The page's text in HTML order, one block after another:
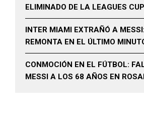
ELIMINADO DE LA LEAGUES CUP
INTER MIAMI EXTRAÑÓ A
REMONTA EN EL ÚLTIMO
CONMOCIÓN EN EL FÚTBOL:
MESSI A LOS 68 AÑOS EN